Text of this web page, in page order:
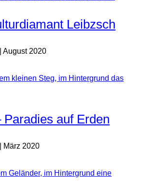
Leibzsch
August 2020
Paradies auf Erden
März 2020